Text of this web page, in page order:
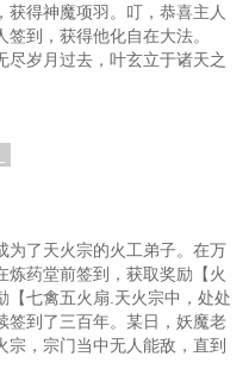
获得神魔项羽。叮，恭喜主人
到，获得他化自在大法。
尽岁月过去，叶玄立于诸天之
为了天火宗的火工弟子。在万
炼药堂前签到，获取奖励【火
【七禽五火扇.天火宗中，处处
签到了三百年。某日，妖魔老
宗，宗门当中无人能敌，直到